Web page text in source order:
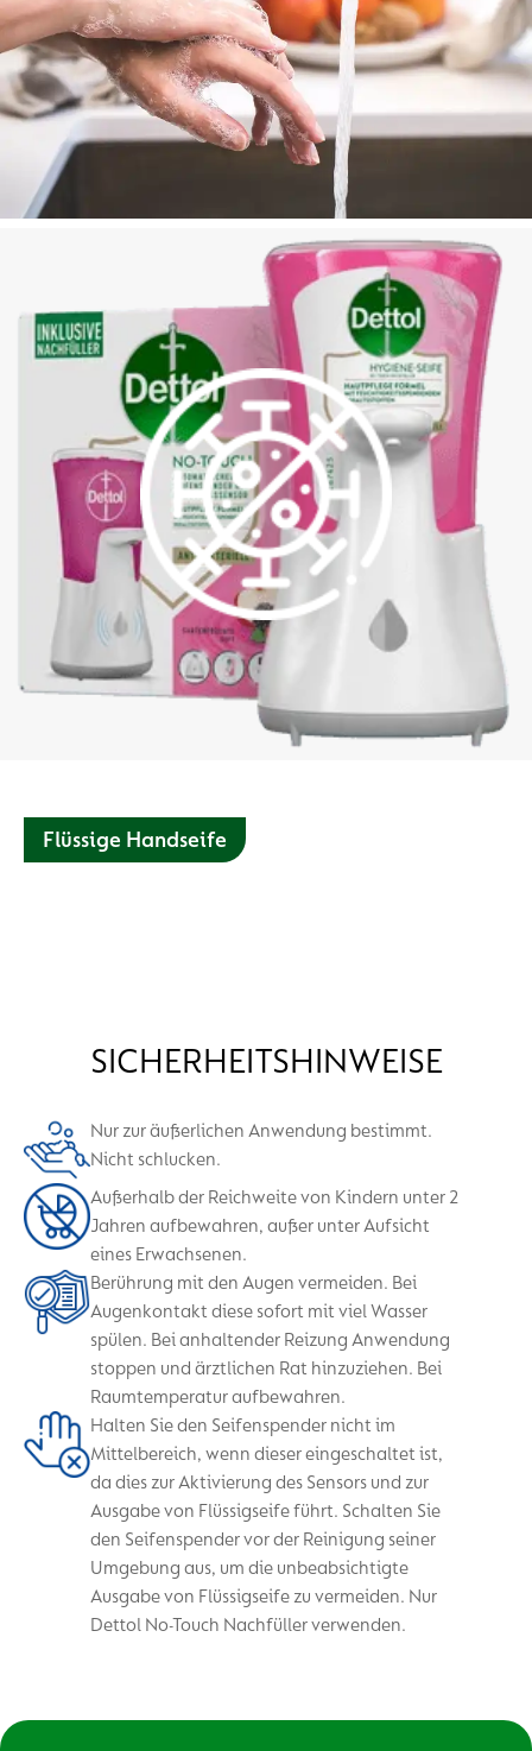
Flüssige Handseife
SICHERHEITSHINWEISE
Nur zur äußerlichen Anwendung bestimmt.
Nicht schlucken.
Außerhalb der Reichweite von Kindern unter 2
Jahren aufbewahren, außer unter Aufsicht
eines Erwachsenen.
Berührung mit den Augen vermeiden. Bei
Augenkontakt diese sofort mit viel Wasser
spülen. Bei anhaltender Reizung Anwendung
stoppen und ärztlichen Rat hinzuziehen. Bei
Raumtemperatur aufbewahren.
Halten Sie den Seifenspender nicht im
Mittelbereich, wenn dieser eingeschaltet ist,
da dies zur Aktivierung des Sensors und zur
Ausgabe von Flüssigseife führt. Schalten Sie
den Seifenspender vor der Reinigung seiner
Umgebung aus, um die unbeabsichtigte
Ausgabe von Flüssigseife zu vermeiden. Nur
Dettol No-Touch Nachfüller verwenden.